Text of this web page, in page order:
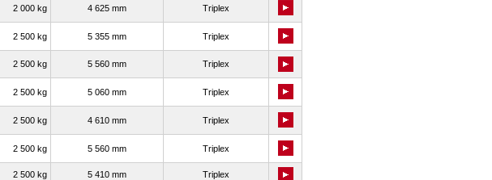
2 000 kg 4 625 mm Triplex
2 500 kg 5 355 mm Triplex
2 500 kg 5 560 mm Triplex
2 500 kg 5 060 mm Triplex
2 500 kg 4 610 mm Triplex
2 500 kg 5 560 mm Triplex
2 500 kg 5 410 mm Triplex